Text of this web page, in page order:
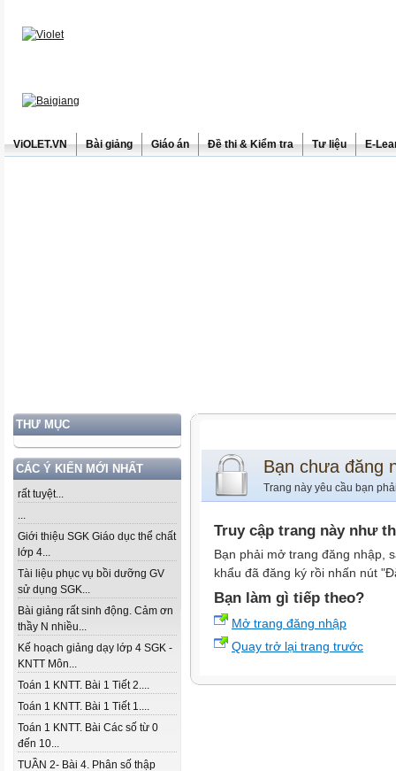
ViOLET.VN Bài giảng Giáo án Đề thi & Kiểm tra Tư liệu E-
THƯ MỤC
CÁC Ý KIẾN MỚI NHẤT
rất tuyệt...
...
Giới thiệu SGK Giáo dục thể chất
lớp 4...
Tài liệu phục vụ bồi dưỡng GV
sử dụng SGK...
Bài giảng rất sinh động. Cảm ơn
thầy N nhiều...
Kế hoạch giảng dạy lớp 4 SGK -
KNTT Môn...
Toán 1 KNTT. Bài 1 Tiết 2....
Toán 1 KNTT. Bài 1 Tiết 1....
Toán 1 KNTT. Bài Các số từ 0
đến 10...
TUẦN 2- Bài 4. Phân số thập
Bạn chưa đăng
Trang này yêu cầu bạn
Truy cập trang này như
Bạn phải mở trang đăng nhập,
khẩu đã đăng ký rồi nhấn nút
Bạn làm gì tiếp theo?
Mở trang đăng nhập
Quay trở lại trang trước